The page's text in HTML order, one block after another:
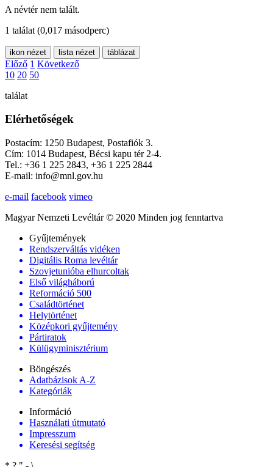
A névtér nem talált.
1 találat (0,017 másodperc)
ikon nézet lista nézet táblázat
Előző 1 Következő
10 20 50
találat
Elérhetőségek
Postacím: 1250 Budapest, Postafiók 3.
Cím: 1014 Budapest, Bécsi kapu tér 2-4.
Tel.: +36 1 225 2843, +36 1 225 2844
E-mail: info@mnl.gov.hu
e-mail facebook vimeo
Magyar Nemzeti Levéltár © 2020 Minden jog fenntartva
Gyűjtemények
Rendszerváltás vidéken
Digitális Roma levéltár
Szovjetunióba elhurcoltak
Első világháború
Reformáció 500
Családtörténet
Helytörténet
Középkori gyűjtemény
Pártiratok
Külügyminisztérium
Böngészés
Adatbázisok A-Z
Kategóriák
Információ
Használati útmutató
Impresszum
Keresési segítség